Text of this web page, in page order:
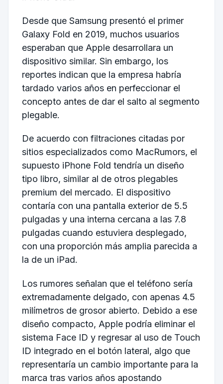
Desde que Samsung presentó el primer
Galaxy Fold en 2019, muchos usuarios
esperaban que Apple desarrollara un
dispositivo similar. Sin embargo, los
reportes indican que la empresa habría
tardado varios años en perfeccionar el
concepto antes de dar el salto al segmento
plegable.
De acuerdo con filtraciones citadas por
sitios especializados como MacRumors, el
supuesto iPhone Fold tendría un diseño
tipo libro, similar al de otros plegables
premium del mercado. El dispositivo
contaría con una pantalla exterior de 5.5
pulgadas y una interna cercana a las 7.8
pulgadas cuando estuviera desplegado,
con una proporción más amplia parecida a
la de un iPad.
Los rumores señalan que el teléfono sería
extremadamente delgado, con apenas 4.5
milímetros de grosor abierto. Debido a ese
diseño compacto, Apple podría eliminar el
sistema Face ID y regresar al uso de Touch
ID integrado en el botón lateral, algo que
representaría un cambio importante para la
marca tras varios años apostando